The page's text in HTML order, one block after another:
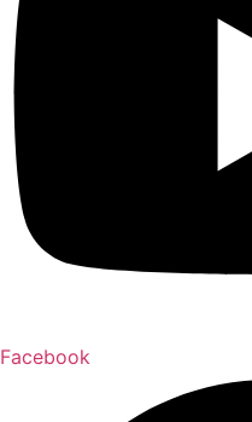
Facebook